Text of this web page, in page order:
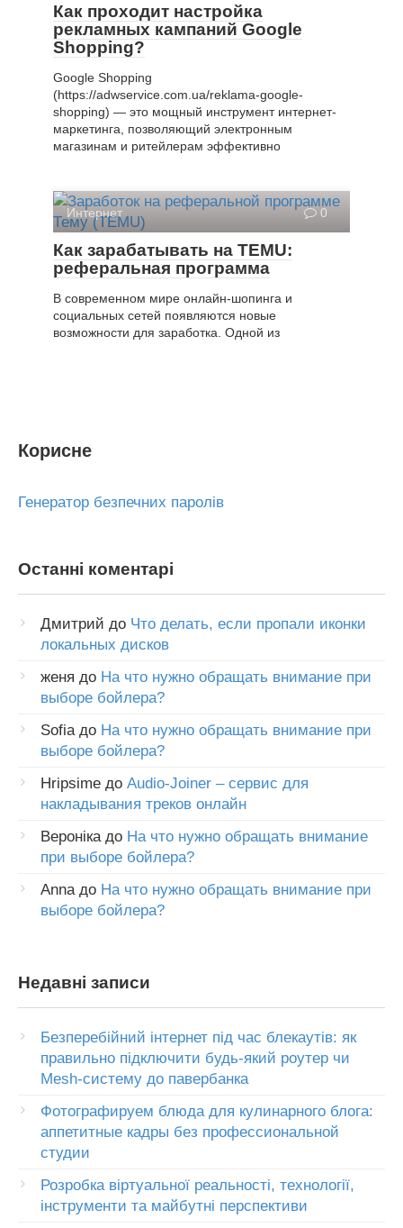
Как проходит настройка
рекламных кампаний Google
Shopping?
Google Shopping
(https://adwservice.com.ua/reklama-google-
shopping) — это мощный инструмент интернет-
маркетинга, позволяющий электронным
магазинам и ритейлерам эффективно
Интернет 0
Как зарабатывать на TEMU:
реферальная программа
В современном мире онлайн-шопинга и
социальных сетей появляются новые
возможности для заработка. Одной из
Корисне
Генератор безпечних паролів
Останні коментарі
Дмитрий до Что делать, если пропали иконки
локальных дисков
женя до На что нужно обращать внимание при
выборе бойлера?
Sofia до На что нужно обращать внимание при
выборе бойлера?
Hripsime до Audio-Joiner – сервис для
накладывания треков онлайн
Вероніка до На что нужно обращать внимание
при выборе бойлера?
Anna до На что нужно обращать внимание при
выборе бойлера?
Недавні записи
Безперебійний інтернет під час блекаутів: як
правильно підключити будь-який роутер чи
Mesh-систему до павербанка
Фотографируем блюда для кулинарного блога:
аппетитные кадры без профессиональной
студии
Розробка віртуальної реальності, технології,
інструменти та майбутні перспективи